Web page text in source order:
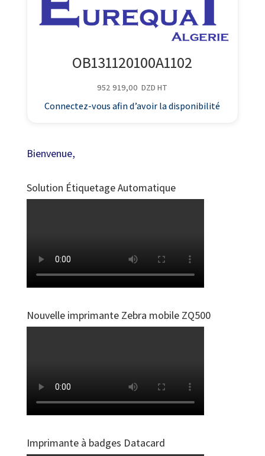
OB131120100A1102
952 919,00 DZD HT
Connectez-vous afin d’avoir la disponibilité
Bienvenue,
Solution Étiquetage Automatique
Nouvelle imprimante Zebra mobile ZQ500
Imprimante à badges Datacard